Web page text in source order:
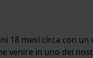
18 mesi circa con
venire in uno dei